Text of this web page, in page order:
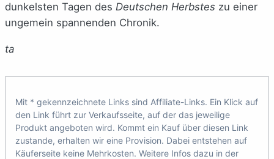
dunkelsten Tagen des Deutschen Herbstes zu einer
ungemein spannenden Chronik.
ta
Mit * gekennzeichnete Links sind Affiliate-Links. Ein Klick auf
den Link führt zur Verkaufsseite, auf der das jeweilige
Produkt angeboten wird. Kommt ein Kauf über diesen Link
zustande, erhalten wir eine Provision. Dabei entstehen auf
Käuferseite keine Mehrkosten. Weitere Infos dazu in der